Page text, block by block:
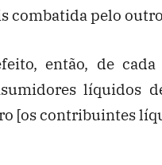
combatida pelo
então, de
líquidos
[os contribuintes